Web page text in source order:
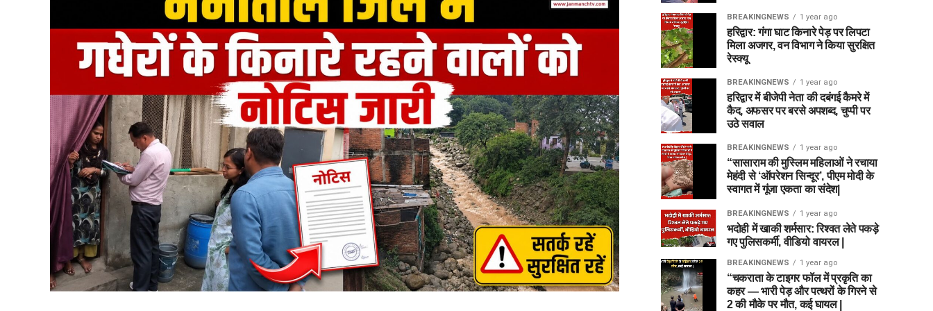
हादसे में कार सवार सात लोग घायल
हादसे में गंभीर रूप से घायल चालक और एक पर्यटक को प्राथमिक उपचार देने के बाद 108 एंबुलेंस की सहायता से
हल्द्वानी स्थित सुशीला तिवारी अस्पताल रेफर किया गया है, जबकि अन्य घायलों का उपचार जारी है।
नैनीताल घूमने के लिए आए थे सभी पर्यटक
बताया गया है कि हादसे का शिकार हुए पर्यटक लखनऊ के गोमतीनगर निवासी हैं। घायलों में सिद्धार्थ प्रताप सिंह (24),
निखिल त्रिपाठी (20), आदित्य त्रिपाठी (24), सिद्धांत सिंह (23), आदर्श मिश्रा (23) और निखिलेंद्र सिंघल (23)
शामिल हैं। सभी लोग हल्द्वानी निवासी चालक संग्राम सिंह के साथ टैक्सी से काठगोदाम की ओर जा रहे थे।
BREAKINGNEWS 1 year ago
हरिद्वार: गंगा घाट किनारे पेड़ पर लिपटा
मिला अजगर, वन विभाग ने किया सुरक्षित
रेस्क्यू
BREAKINGNEWS 1 year ago
हरिद्वार में बीजेपी नेता की दबंगई कैमरे में
कैद, अफसर पर बरसे अपशब्द, चुप्पी पर
उठे सवाल
BREAKINGNEWS 1 year ago
“सासाराम की मुस्लिम महिलाओं ने रचाया
मेहंदी से ‘ऑपरेशन सिन्दूर’, पीएम मोदी के
स्वागत में गूंजा एकता का संदेश|
BREAKINGNEWS 1 year ago
भदोही में खाकी शर्मसार: रिश्वत लेते पकड़े
गए पुलिसकर्मी, वीडियो वायरल |
BREAKINGNEWS 1 year ago
“चकराता के टाइगर फॉल में प्रकृति का
कहर — भारी पेड़ और पत्थरों के गिरने से
2 की मौके पर मौत, कई घायल |